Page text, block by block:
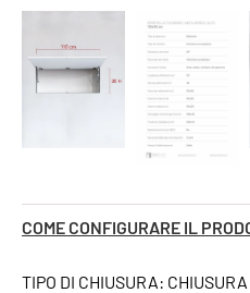
COME CONFIGURARE IL
TIPO DI CHIUSURA: